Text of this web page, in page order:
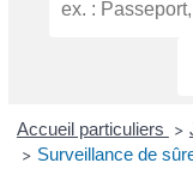
Accueil particuliers >
> Surveillance de